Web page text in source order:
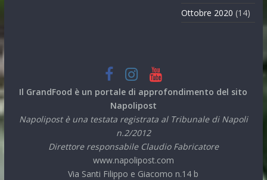
Ottobre 2020 (14)
Il GrandFood è un portale di approfondimento del sito
Napolipost
Napolipost è una testata registrata al Tribunale di Napoli
n.2/2012
Direttore responsabile Claudio Fabricatore
www.napolipost.com
Via Santi Filippo e Giacomo n.14 b